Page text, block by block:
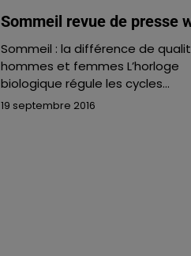
Sommeil revue de presse
Sommeil : la différence de
hommes et femmes L’horloge
biologique régule les cycles…
19 septembre 2016